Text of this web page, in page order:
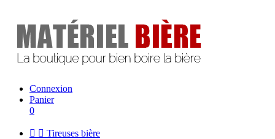
Connexion
Panier
0
  Tireuses bière